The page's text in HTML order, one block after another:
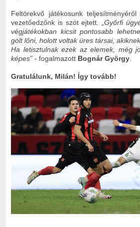
Feltörekvő játékosunk
vezetőedzőnk is szót ejtett.
„Győrfi
végjátékokban kicsit pontosabb
gólt lőni, holott voltak üres társai,
Ha letisztulnak ezek az elemek, még
képes” - fogalmazott Bognár György
Gratulálunk, Milán! Így tovább!